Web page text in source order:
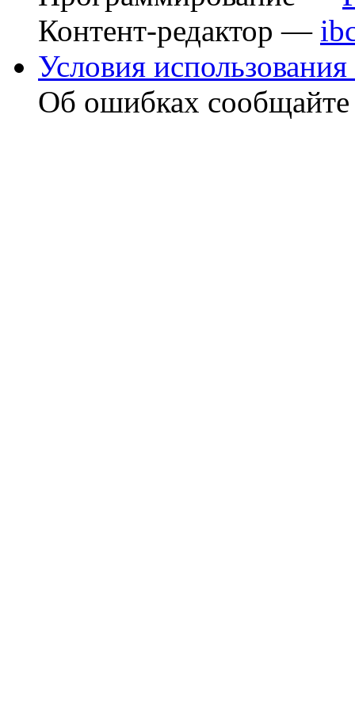
Контент-редактор —
Условия использования
Об ошибках